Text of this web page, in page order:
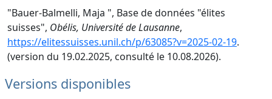
"Bauer-Balmelli, Maja ", Base de données "élites
suisses", Obélis, Université de Lausanne,
https://elitessuisses.unil.ch/p/63085?v=2025-02-19.
(version du 19.02.2025, consulté le 10.08.2026).
Versions disponibles